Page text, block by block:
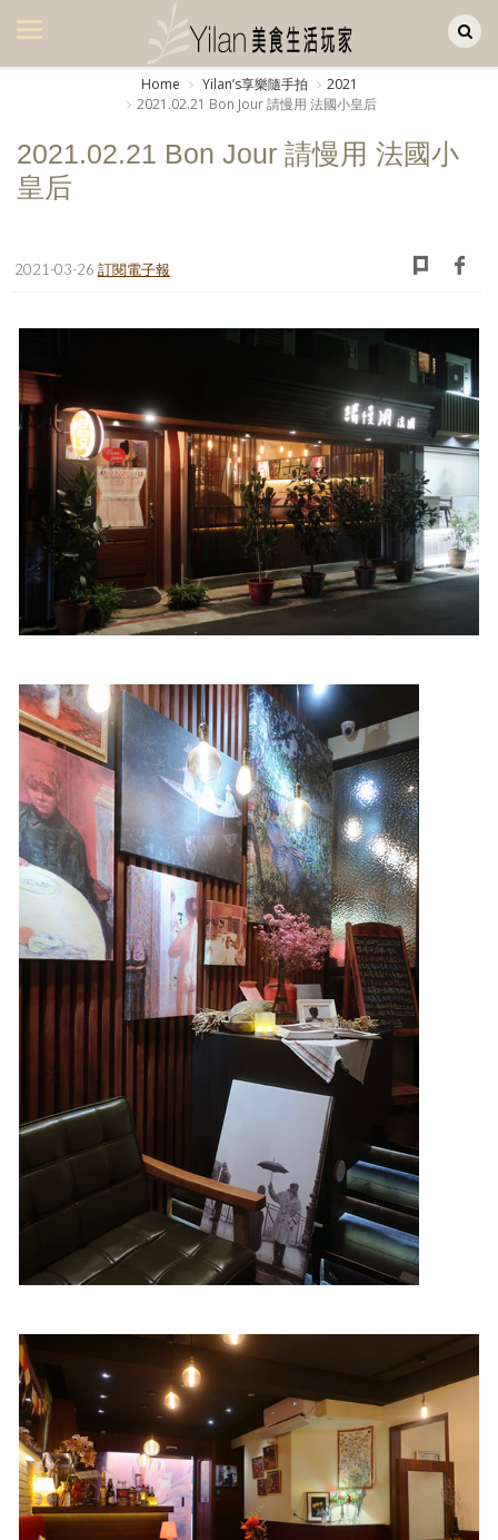
美食集
廚房集
旅遊集
日記簿
餐桌週記
享樂隨手拍
照相簿
影音區
創意出版服務
關於Yilan
個人著作
活動實況記錄
媒體報導一覽
合作與代言
訂閱電子報
Home Yilanʼs享樂隨手拍
2021
2021.02.21 Bon Jour 請慢用 法國小皇后
2021.02.21 Bon Jour 請慢用 法國小
皇后
2021-03-26 訂閱電子報